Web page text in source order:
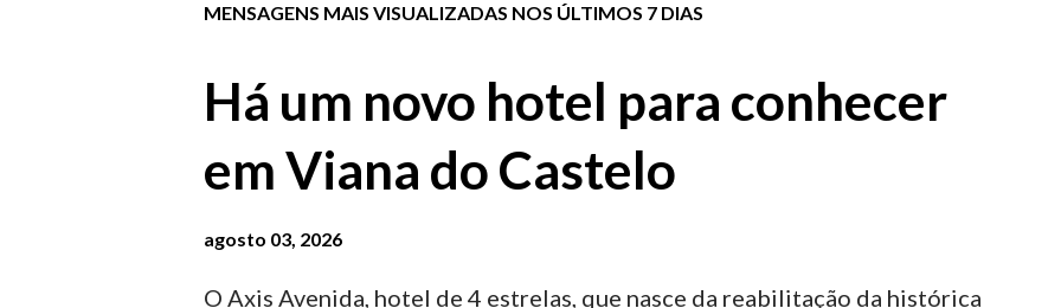
MENSAGENS MAIS VISUALIZADAS NOS ÚLTIMOS 7 DIAS
Há um novo hotel para conhecer
em Viana do Castelo
agosto 03, 2026
O Axis Avenida, hotel de 4 estrelas, que nasce da reabilitação da histórica